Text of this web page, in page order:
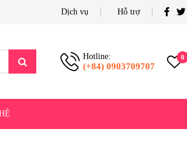
Dịch vụ Hỗ trợ
Hotline:
(+84) 0903709707
0